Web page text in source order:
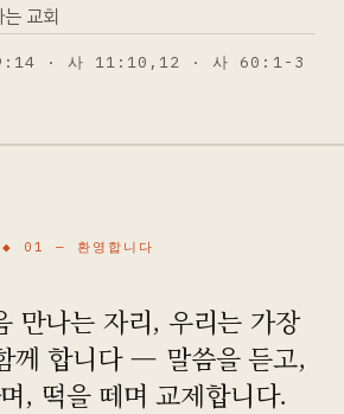
교회
· 사 11:10,12 · 사 60:1-3
◆ 01 — 환영합니다
만나는 자리, 우리는 가장
께 합니다 — 말씀을 듣고,
, 떡을 떼며 교제합니다.